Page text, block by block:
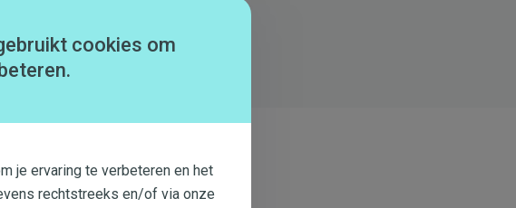
op
cookies om
je ervaring te verbeteren en het
rechtstreeks en/of via onze